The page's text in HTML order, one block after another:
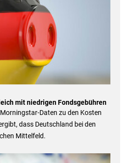
mit niedrigen Fondsgebühren
Daten zu den Kosten
dass Deutschland bei den
Mittelfeld.